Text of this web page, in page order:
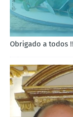
Obrigado a todos